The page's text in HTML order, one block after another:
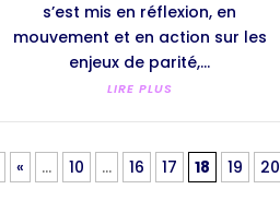
s’est mis en réflexion, en
mouvement et en action sur les
enjeux de parité,...
LIRE PLUS
« … 10 … 16 17 18 19 20